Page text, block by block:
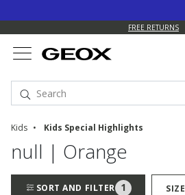
FREE RETURNS
Kids Kids Special Highlights
null | Orange
SORT AND FILTER 1 SIZE